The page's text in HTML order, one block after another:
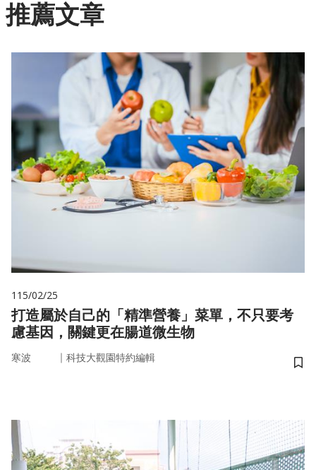
推薦文章
115/02/25
打造屬於自己的「精準營養」菜單，不只要考
慮基因，關鍵更在腸道微生物
寒波 ｜ 科技大觀園特約編輯
儲